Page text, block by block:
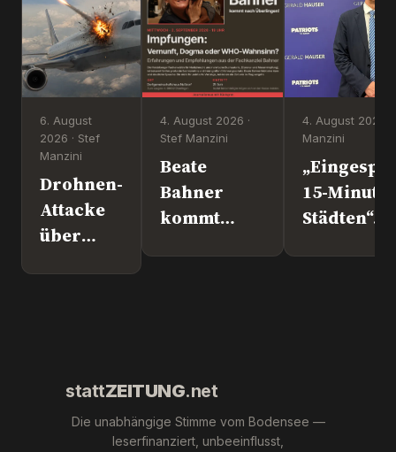
6. August
2026 · Stef
Manzini
Drohnen-
Attacke
über
4. August 2026 ·
Stef Manzini
Beate
Bahner
kommt
4. August 2026 ·
Manzini
15-
Städten“.
stattZEITUNG.net
Die unabhängige Stimme vom Bodensee —
leserfinanziert, unbeeinflusst,